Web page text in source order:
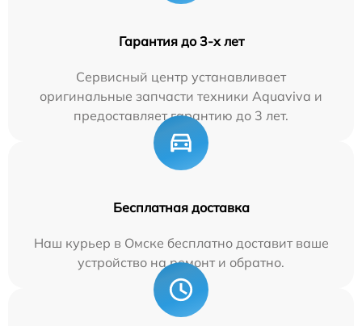
Гарантия до 3-х лет
Сервисный центр устанавливает
оригинальные запчасти техники Aquaviva и
предоставляет гарантию до 3 лет.
Бесплатная доставка
Наш курьер в Омске бесплатно доставит ваше
устройство на ремонт и обратно.